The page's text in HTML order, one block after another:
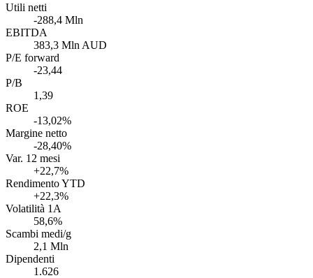
Utili netti
-288,4 Mln
EBITDA
383,3 Mln AUD
P/E forward
-23,44
P/B
1,39
ROE
-13,02%
Margine netto
-28,40%
Var. 12 mesi
+22,7%
Rendimento YTD
+22,3%
Volatilità 1A
58,6%
Scambi medi/g
2,1 Mln
Dipendenti
1.626